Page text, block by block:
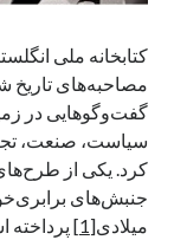
آخرین
George Veith
مَه‌لقا
پیمانه صالحی
شهریور ۱۳۹۹)
سعیدیدر
۱۳۹۹)
کتابخانه ملی
مصاحبه‌های تاریخ
گفت‌وگوهایی در
سیاست، صنعت،
کرد. یکی از
میلادی[1]